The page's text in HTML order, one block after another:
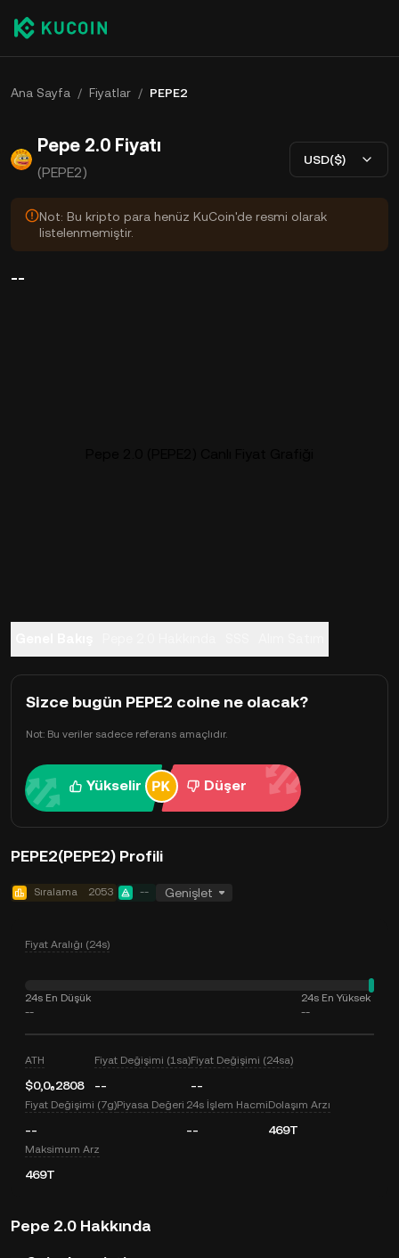
Ana Sayfa / Fiyatlar / PEPE2
Pepe 2.0 Fiyatı
(PEPE2)
USD($)
Not: Bu kripto para henüz KuCoin'de resmi olarak
listelenmemiştir.
--
Sizce bugün PEPE2 coine ne olacak?
Not: Bu veriler sadece referans amaçlıdır.
Yükselir Düşer
PEPE2(PEPE2) Profili
Sıralama 2053 -- Genişlet
Fiyat Aralığı (24s)
24s En Düşük
--
24s En Yüksek
--
ATH
$0,0₆2808
Fiyat Değişimi (1sa)
--
Fiyat Değişimi (24sa)
--
Fiyat Değişimi (7g)
--
Piyasa Değeri 24s İşlem Hacmi
--
Dolaşım Arzı
469T
Maksimum Arz
469T
Pepe 2.0 Hakkında